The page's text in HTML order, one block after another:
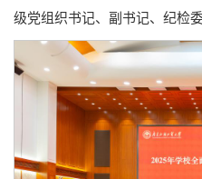
级党组织书记、副书记、纪检